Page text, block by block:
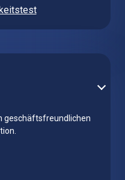
geschäftsfreundlichen